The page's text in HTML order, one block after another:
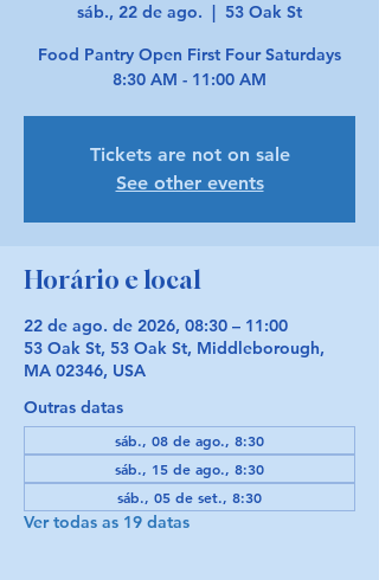
sáb., 22 de ago.
  |
53 Oak St
Food Pantry Open First Four Saturdays
8:30 AM - 11:00 AM
Tickets are not on sale
See other events
Horário e local
22 de ago. de 2026, 08:30 – 11:00
53 Oak St, 53 Oak St, Middleborough,
MA 02346, USA
Outras datas
sáb., 08 de ago., 8:30
sáb., 15 de ago., 8:30
sáb., 05 de set., 8:30
Ver todas as 19 datas